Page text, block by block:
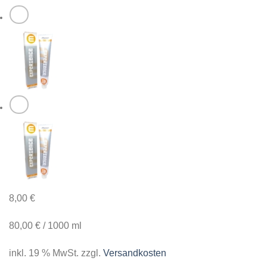
8,00 €
80,00 € / 1000 ml
inkl. 19 % MwSt. zzgl. Versandkosten